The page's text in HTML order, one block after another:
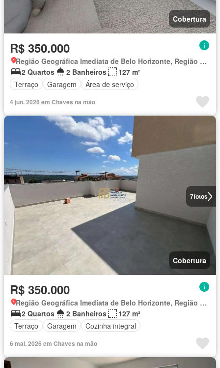
Cobertura
R$ 350.000
Região Geográfica Imediata de Belo Horizonte, Região Metropolitana de Belo Horizonte
2 Quartos
2 Banheiros
127 m²
Terraço
Garagem Área de serviço
4 jun. 2026 em Chaves na mão
7fotos
Cobertura
R$ 350.000
Região Geográfica Imediata de Belo Horizonte, Região Metropolitana de Belo Horizonte
2 Quartos
2 Banheiros
127 m²
Terraço
Garagem Cozinha integral
6 mai. 2026 em Chaves na mão